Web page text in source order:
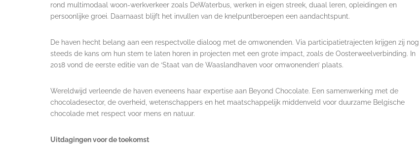
rond multimodaal woon-werkverkeer zoals DeWaterbus, werken in eigen streek, duaal leren, opleidingen en
persoonlijke groei. Daarnaast blijft het invullen van de knelpuntberoepen een aandachtspunt.
De haven hecht belang aan een respectvolle dialoog met de omwonenden. Via participatietrajecten krijgen zij nog
steeds de kans om hun stem te laten horen in projecten met een grote impact, zoals de Oosterweelverbinding. In
2018 vond de eerste editie van de ‘Staat van de Waaslandhaven voor omwonenden’ plaats.
Wereldwijd verleende de haven eveneens haar expertise aan Beyond Chocolate. Een samenwerking met de
chocoladesector, de overheid, wetenschappers en het maatschappelijk middenveld voor duurzame Belgische
chocolade met respect voor mens en natuur.
Uitdagingen voor de toekomst